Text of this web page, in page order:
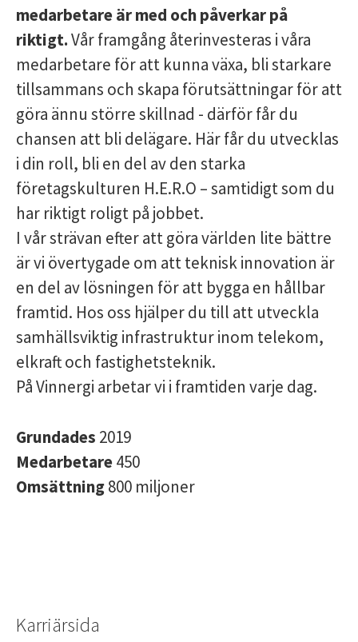
medarbetare är med och påverkar på
riktigt.Vår framgång återinvesteras i våra
medarbetare för att kunna växa, bli starkare
tillsammans och skapa förutsättningar för att
göra ännu större skillnad - därför får du
chansen att bli delägare. Här får du utvecklas
i din roll, bli en del av den starka
företagskulturen H.E.R.O – samtidigt som du
har riktigt roligt på jobbet.
I vår strävan efter att göra världen lite bättre
är vi övertygade om att teknisk innovation är
en del av lösningen för att bygga en hållbar
framtid. Hos oss hjälper du till att utveckla
samhällsviktig infrastruktur inom telekom,
elkraft och fastighetsteknik.
På Vinnergi arbetar vi i framtiden varje dag.
Grundades 2019
Medarbetare450
Omsättning800 miljoner
Karriärsida